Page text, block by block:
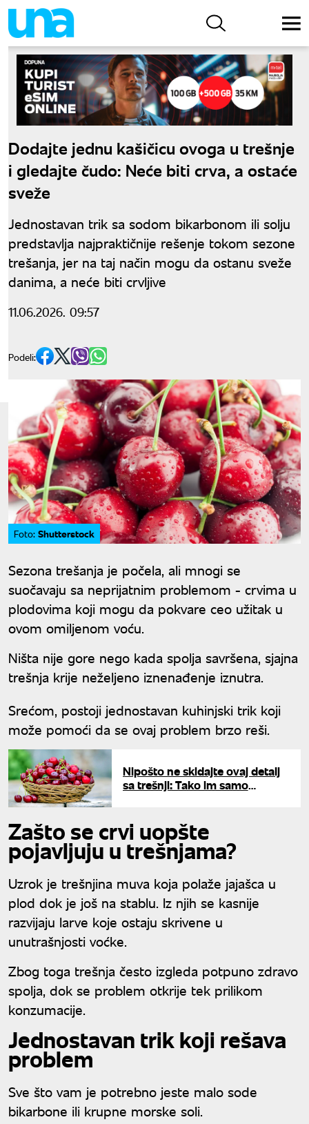
Dodajte jednu kašičicu ovoga u trešnje
i gledajte čudo: Neće biti crva, a ostaće
sveže
Jednostavan trik sa sodom bikarbonom ili solju
predstavlja najpraktičnije rešenje tokom sezone
trešanja, jer na taj način mogu da ostanu sveže
danima, a neće biti crvljive
11.06.2026. 09:57
Podeli:
Foto: Shutterstock
Sezona trešanja je počela, ali mnogi se
suočavaju sa neprijatnim problemom - crvima u
plodovima koji mogu da pokvare ceo užitak u
ovom omiljenom voću.
Ništa nije gore nego kada spolja savršena, sjajna
trešnja krije neželjeno iznenađenje iznutra.
Srećom, postoji jednostavan kuhinjski trik koji
može pomoći da se ovaj problem brzo reši.
Nipošto ne skidajte ovaj detalj
sa trešnji: Tako im samo
Zašto se crvi uopšte
pojavljuju u trešnjama?
Uzrok je trešnjina muva koja polaže jajašca u
plod dok je još na stablu. Iz njih se kasnije
razvijaju larve koje ostaju skrivene u
unutrašnjosti voćke.
Zbog toga trešnja često izgleda potpuno zdravo
spolja, dok se problem otkrije tek prilikom
konzumacije.
Jednostavan trik koji rešava
problem
Sve što vam je potrebno jeste malo sode
bikarbone ili krupne morske soli.